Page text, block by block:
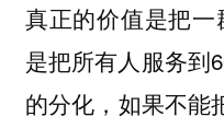
真正的价值是把
是把所有人服务到
的分化，如果不能